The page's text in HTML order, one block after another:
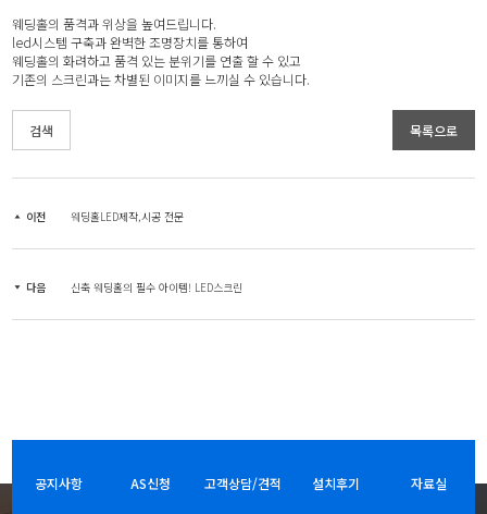
웨딩홀의 품격과 위상을 높여드립니다.
led시스템 구축과 완벽한 조명장치를 통하여
웨딩홀의 화려하고 품격 있는 분위기를 연출 할 수 있고
기존의 스크린과는 차별된 이미지를 느끼실 수 있습니다.
검색 목록으로
이전 웨딩홀LED제작,시공 전문
다음 신축 웨딩홀의 필수 아이템! LED스크린
공지사항 AS신청 고객상담/견적 설치후기 자료실